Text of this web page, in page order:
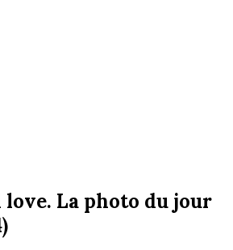
La photo du jour